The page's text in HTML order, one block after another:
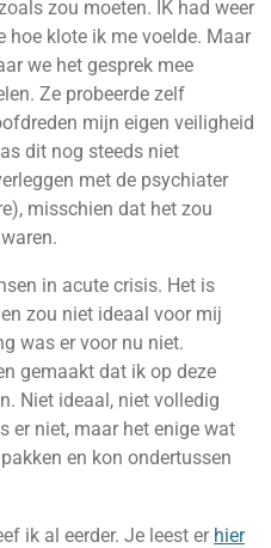
zou moeten. IK had weer
hoe klote ik me voelde. Maar
we het gesprek mee
Ze probeerde zelf
mijn eigen veiligheid
dit nog steeds niet
met de psychiater
misschien dat het zou
in acute crisis. Het is
zou niet ideaal voor mij
was er voor nu niet.
gemaakt dat ik op deze
Niet ideaal, niet volledig
er niet, maar het enige wat
en kon ondertussen
ik al eerder. Je leest er hier